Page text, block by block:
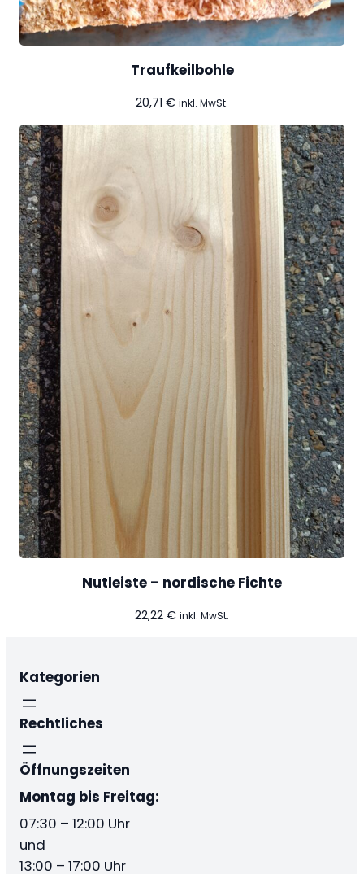
Traufkeilbohle
20,71 € inkl. MwSt.
Nutleiste – nordische Fichte
22,22 € inkl. MwSt.
Kategorien
Rechtliches
Öffnungszeiten
Montag bis Freitag:
07:30 – 12:00 Uhr
und
13:00 – 17:00 Uhr